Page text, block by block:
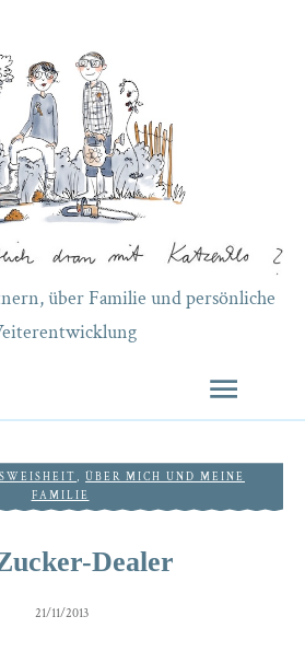
über Familie und persönliche
, ÜBER MICH UND MEINE
FAMILIE
Dealer
21/11/2013